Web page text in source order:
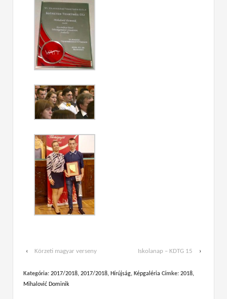
‹ Körzeti magyar verseny Iskolanap – KDTG 15 ›
Kategória: 2017/2018, 2017/2018, Hírújság, Képgaléria Címke: 2018,
Mihalović Dominik